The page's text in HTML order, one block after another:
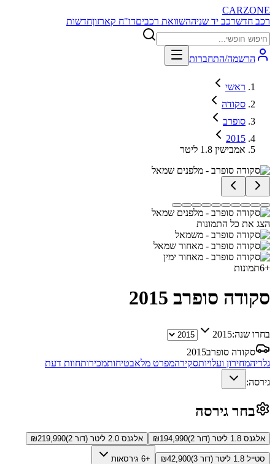
CARZONE
רכב חדשרכב יד שניההשוואת רכביםדו"ח קארזוןחדשות
הרשמה/התחברות
ראשי
סקודה
סופרב
2015
אמבישין 1.8 ליטר
הצג את כל התמונות
+
6תמונות
סקודה סופרב 2015
בחרו שנה:2015
סקודה סופרב2015
גלריהמחירון ועלויותסקירהמפרט מלאבטיחותמכירותחוות דעת
גירסה:
בחר גירסה
אלגנס 1.8 ליטר (דור 2) ₪194,990 אלגנס 2.0 ליטר (דור 2) ₪219,990
סטייל 1.8 ליטר (דור 3) ₪42,900 +6 גירסאות